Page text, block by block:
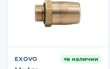
EXOVO в наличии